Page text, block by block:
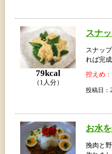
79kcal
（1人分）
スナ
スナッ
れば完
控えめ：
投稿日
お水
挽肉と